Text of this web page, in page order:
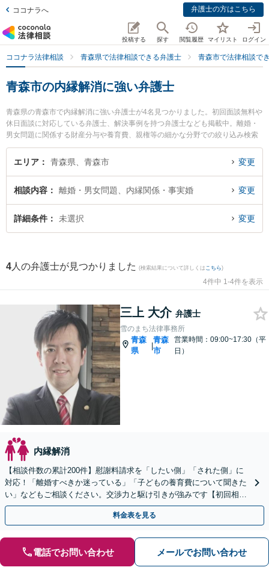
ココナラへ 弁護士の方はこちら
投稿する 探す 閲覧履歴 マイリスト ログイン
ココナラ法律相談 青森県で法律相談できる弁護士 青森市で法律相談で
青森市の内縁解消に強い弁護士
青森県の青森市で内縁解消に強い弁護士が4名見つかりました。初回面談無料や
休日面談に対応している弁護士、解決事例を持つ弁護士なども掲載中。離婚・
男女問題に関係する財産分与や養育費、親権等の細かな分野での絞り込み検索
もでき便利です。特に雪のまち法律事務所の三上 大介弁護士や須藤真悟法律事
務所の須藤 真悟弁護士、青い森法律事務所の小澤 博之弁護士のプロフィール情
ル解決の実績豊富な近くの弁護士を検索したい』『初回相談無料で内縁解消を
法律相談できる青森市内の弁護士に相談予約したい』などでお困りの相談者さ
んにおすすめです。
エリア 青森県、青森市 変更
相談内容 離婚・男女問題、内縁関係・事実婚 変更
詳細条件 未選択 変更
4 人の弁護士が見つかりました (検索結果について詳しくは こちら)
4件中 1-4件を表示
三上 大介 弁護士
雪のまち法律事務所
青森
県
|
青森
市
営業時間：09:00~17:30（平
日）
内縁解消
【相談件数の累計200件】慰謝料請求を「したい側」「された側」に
対応！「離婚すべきか迷っている」「子どもの養育費について聞きた
い」などもご相談ください。交渉力と駆け引きが強みです【初回相談
無料／当日・夜間も相談可】
料金表を見る
電話でお問い合わせ メールでお問い合わせ